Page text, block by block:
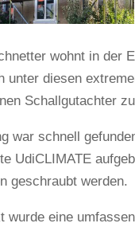
wohnt in der
unter diesen
Schall­gut­achter
war schnell
UdiCLI­MATE
geschraubt werden.
wurde eine